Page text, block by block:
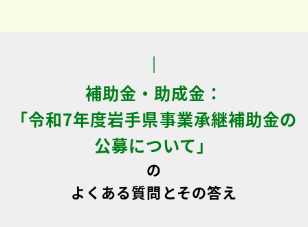
補助金・助成金：
「令和7年度岩手県事業承継補助金の
公募について」
の
よくある質問とその答え